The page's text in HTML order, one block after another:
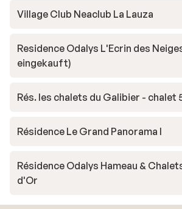
Village Club Neaclub La Lauza
Residence Odalys L'Ecrin des
eingekauft)
Rés. les chalets du Galibier - chalet
Résidence Le Grand Panorama I
Résidence Odalys Hameau &
d'Or